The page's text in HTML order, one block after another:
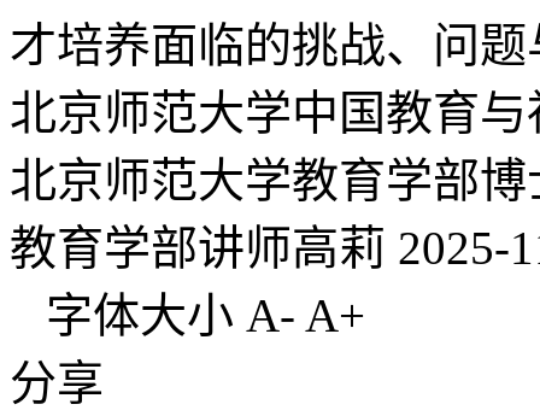
才培养面临的挑战、问
北京师范大学中国教育
北京师范大学教育学部
教育学部讲师高莉 2025-
字体大小 A- A+
分享